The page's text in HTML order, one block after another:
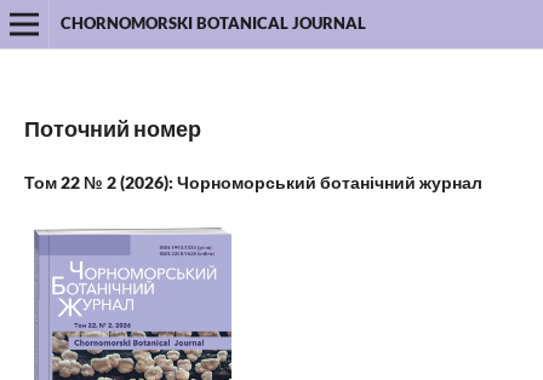
CHORNOMORSKI BOTANICAL JOURNAL
Поточний номер
Том 22 № 2 (2026): Чорноморський ботанічний журнал